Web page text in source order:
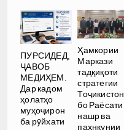
ПУРСИДЕД,
ҶАВОБ
МЕДИҲЕМ.
Дар кадом
ҳолатҳо
муҳоҷирон
ба рӯйхати
Ҳамкории
Маркази
тадқиқоти
стратегии
Тоҷикистон
бо Раёсати
нашр ва
паҳнкунии